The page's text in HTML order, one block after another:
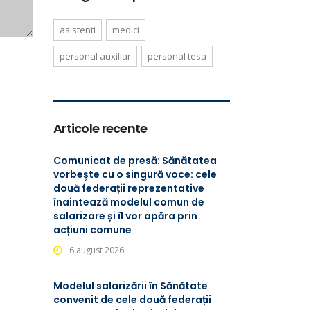
asistenti medici
personal auxiliar personal tesa
Articole recente
Comunicat de presă: Sănătatea
vorbește cu o singură voce: cele
două federații reprezentative
înaintează modelul comun de
salarizare și îl vor apăra prin
acțiuni comune
6 august 2026
Modelul salarizării în Sănătate
convenit de cele două federații